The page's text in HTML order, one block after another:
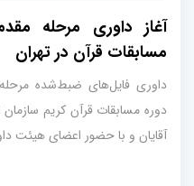
آغاز داوری مرحله
مسابقات قرآن در تهران
داوری فایل‌های ضبط‌شده
دوره مسابقات قرآن کریم
آقایان و با حضور اعضای هیئت